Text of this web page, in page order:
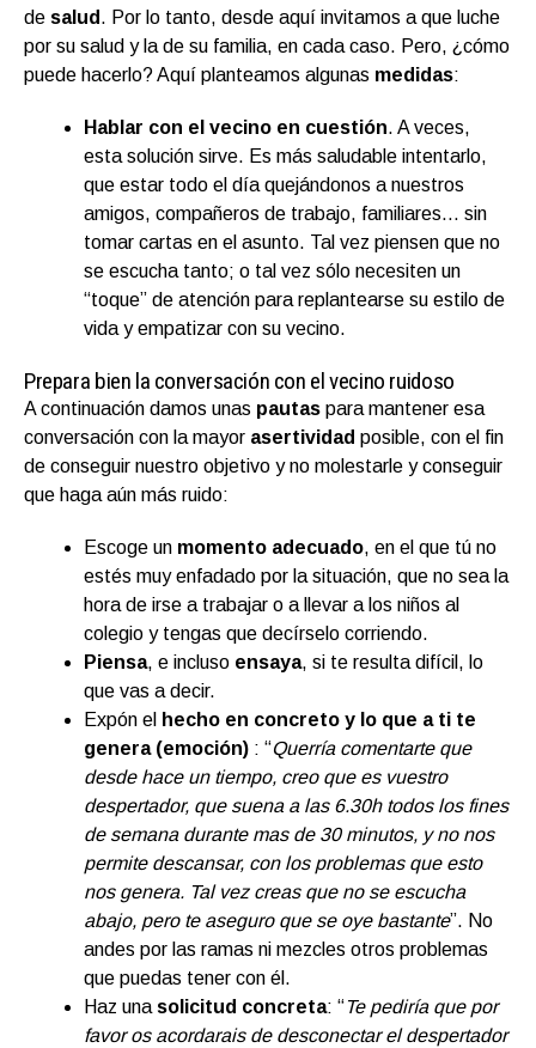
de salud . Por lo tanto, desde aquí invitamos a que luche
por su salud y la de su familia, en cada caso. Pero, ¿cómo
puede hacerlo? Aquí planteamos algunas medidas:
Hablar con el vecino en cuestión. A veces,
esta solución sirve. Es más saludable intentarlo,
que estar todo el día quejándonos a nuestros
amigos, compañeros de trabajo, familiares… sin
tomar cartas en el asunto. Tal vez piensen que no
se escucha tanto; o tal vez sólo necesiten un
“toque” de atención para replantearse su estilo de
vida y empatizar con su vecino.
Prepara bien la conversación con el vecino ruidoso
A continuación damos unas pautas para mantener esa
conversación con la mayor asertividad posible, con el fin
de conseguir nuestro objetivo y no molestarle y conseguir
que haga aún más ruido:
Escoge un momento adecuado, en el que tú no
estés muy enfadado por la situación, que no sea la
hora de irse a trabajar o a llevar a los niños al
colegio y tengas que decírselo corriendo.
Piensa, e incluso ensaya, si te resulta difícil, lo
que vas a decir.
Expón el hecho en concreto y lo que a ti te
genera (emoción) : “Querría comentarte que
desde hace un tiempo, creo que es vuestro
despertador, que suena a las 6.30h todos los fines
de semana durante mas de 30 minutos, y no nos
permite descansar, con los problemas que esto
nos genera. Tal vez creas que no se escucha
abajo, pero te aseguro que se oye bastante”. No
andes por las ramas ni mezcles otros problemas
que puedas tener con él.
Haz una solicitud concreta: “Te pediría que por
favor os acordarais de desconectar el despertador